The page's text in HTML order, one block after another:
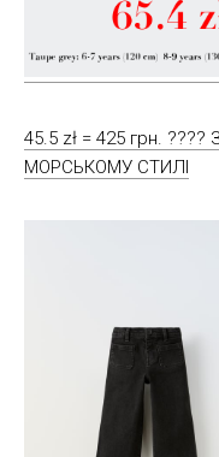
45.5 zł = 425 грн.
МОРСЬКОМУ СТИЛІ